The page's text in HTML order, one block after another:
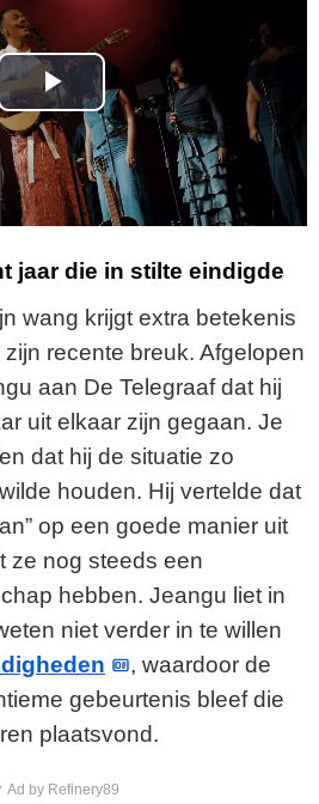
P
l
a
y
V
i
d
e
o
jaar die in stilte eindigde
wang krijgt extra betekenis
recente breuk. Afgelopen
aan De Telegraaf dat hij
uit elkaar zijn gegaan. Je
dat hij de situatie zo
houden. Hij vertelde dat
op een goede manier uit
ze nog steeds een
hebben. Jeangu liet in
niet verder in te willen
, waardoor de
gebeurtenis bleef die
plaatsvond.
Ad by Refinery89